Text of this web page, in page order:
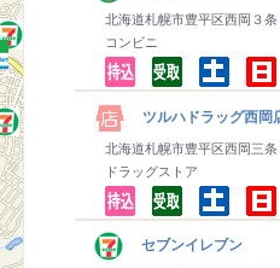
北海道札幌市豊平区西岡３
コンビニ
ツルハドラッグ西岡
北海道札幌市豊平区西岡三条
ドラッグストア
セブンイレブン